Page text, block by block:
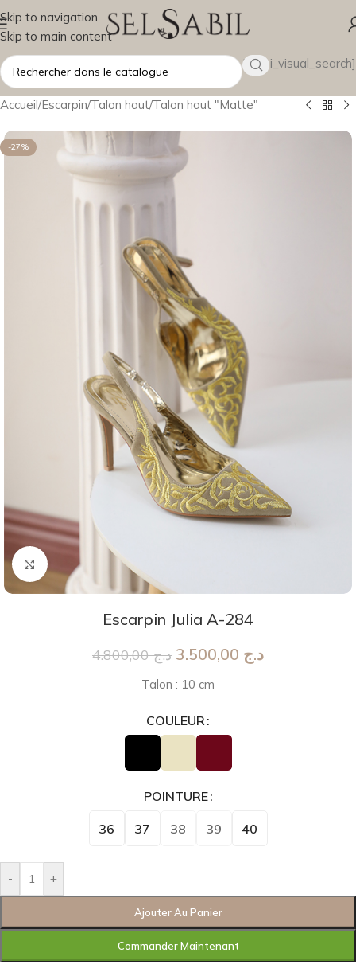
Skip to navigation
Skip to main content
[wsbi_visual_search]
Accueil/Escarpin/Talon haut/Talon haut "Matte"
-27%
Agrandir
Escarpin Julia A-284
د.ج4.800,00 د.ج
Talon : 10 cm
COULEUR
POINTURE
36 37 38 39 40
- +
Ajouter Au Panier
Commander Maintenant